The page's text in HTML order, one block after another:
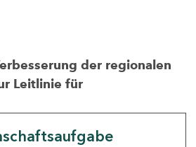
der regionalen
Leitlinie für